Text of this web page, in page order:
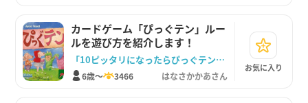
カードゲーム「ぴっぐテン」ルー
ルを遊び方を紹介します！
「10ピッタリになったらぴっぐテン！！」
6歳～ 3466 はなさかかあさん
お気に入り